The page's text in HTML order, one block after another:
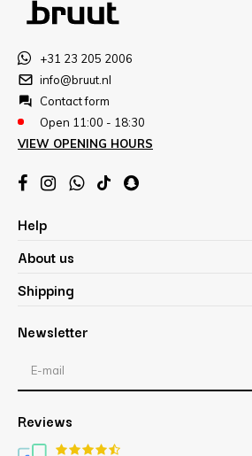
+31 23 205 2006
info@bruut.nl
Contact form
Open 11:00 - 18:30
VIEW OPENING HOURS
Help
About us
Shipping
Newsletter
Reviews